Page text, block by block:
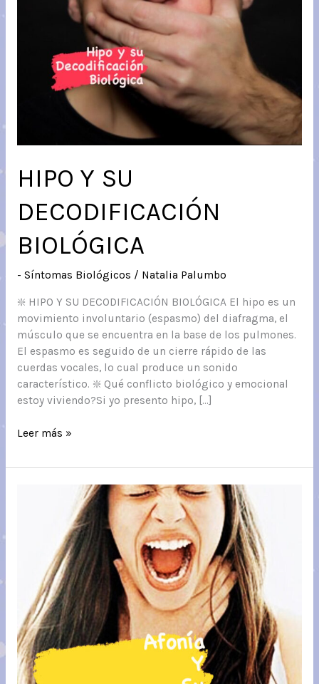
HIPO Y SU
DECODIFICACIÓN
BIOLÓGICA
- Síntomas Biológicos / Natalia Palumbo
❇️ HIPO Y SU DECODIFICACIÓN BIOLÓGICA El hipo es un
movimiento involuntario (espasmo) del diafragma, el
músculo que se encuentra en la base de los pulmones.
El espasmo es seguido de un cierre rápido de las
cuerdas vocales, lo cual produce un sonido
característico. ❇️ Qué conflicto biológico y emocional
estoy viviendo?Si yo presento hipo, […]
HIPO
SU
DECODIFICACIÓN
Leer más »